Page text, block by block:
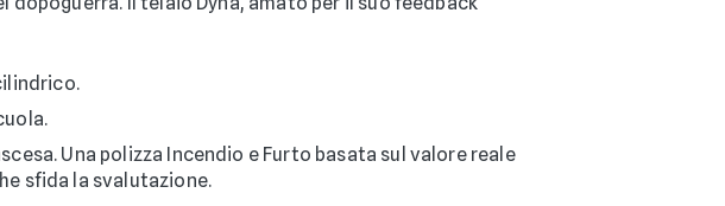
Una polizza Incendio e Furto basata sul valore reale
sfida la svalutazione.